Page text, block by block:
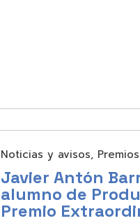
Noticias y avisos, Premios
Javier Antón
alumno de
Premio